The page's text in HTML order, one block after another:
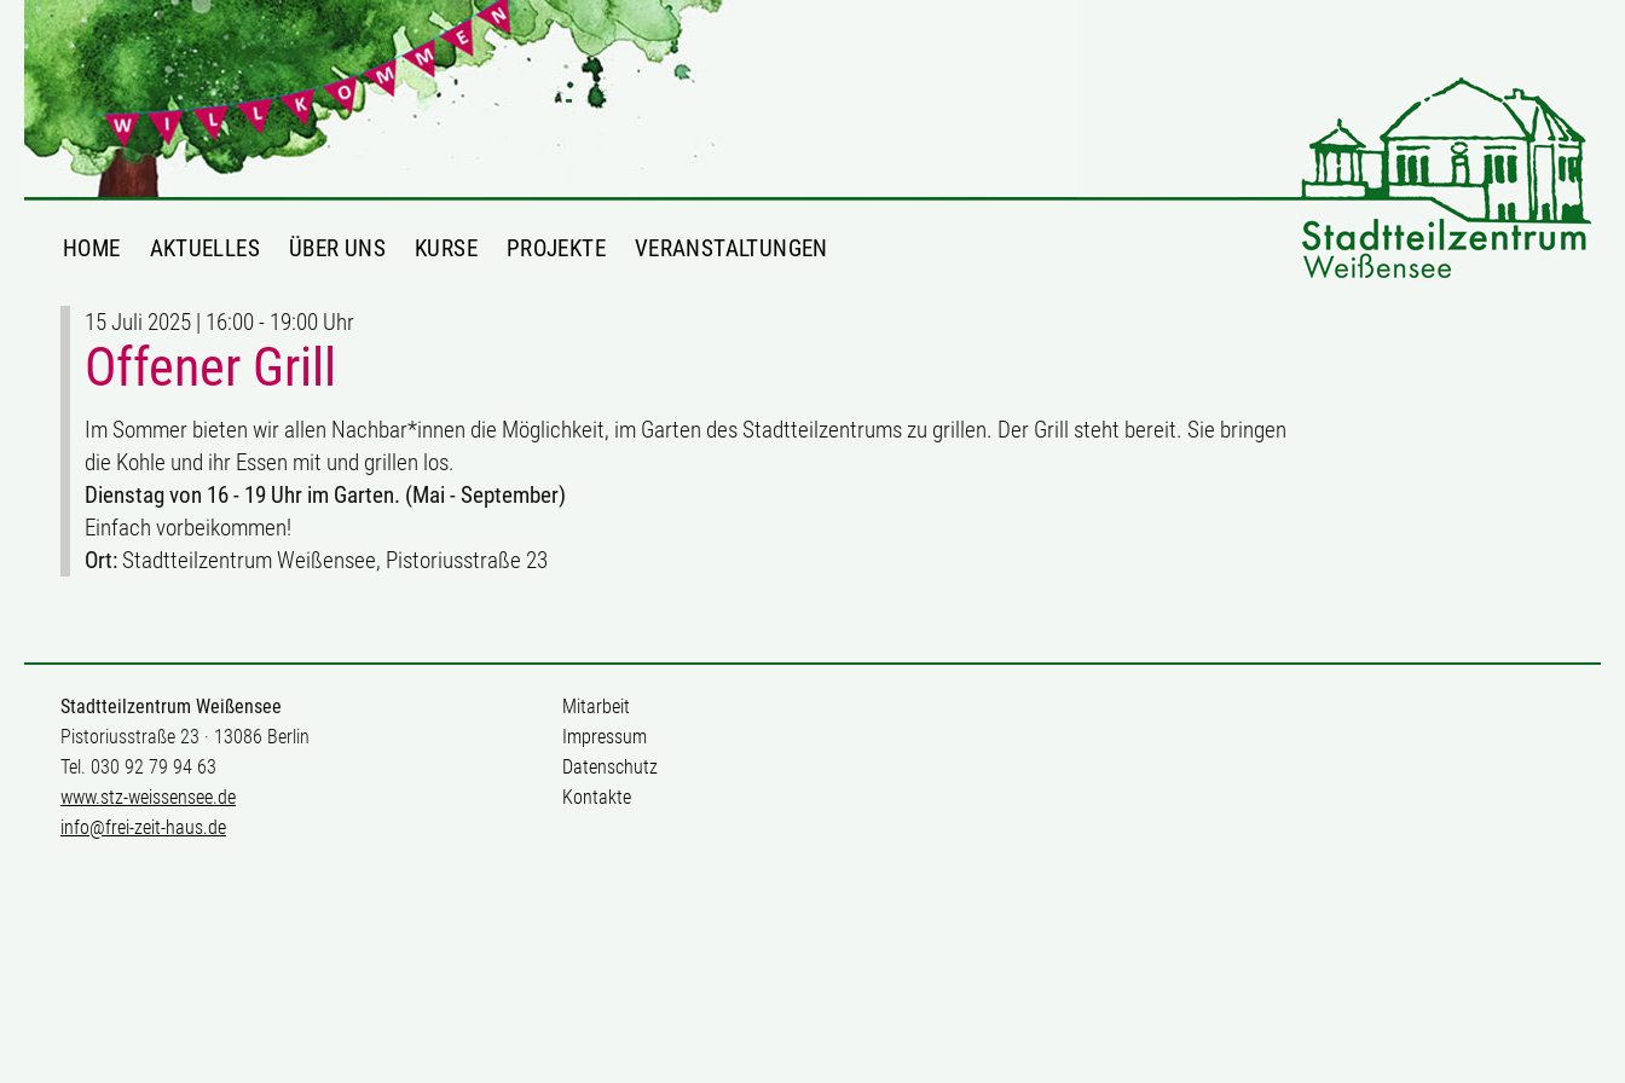
HOME AKTUELLES ÜBER UNS KURSE PROJEKTE VERANSTALTUNGEN
15 Juli 2025 | 16:00 - 19:00 Uhr
Offener Grill
Im Sommer bieten wir allen Nachbar*innen die Möglichkeit, im Garten des Stadtteilzentrums zu grillen. Der Grill steht bereit. Sie bringen
die Kohle und ihr Essen mit und grillen los.
Dienstag von 16 - 19 Uhr im Garten. (Mai - September)
Einfach vorbeikommen!
Ort: Stadtteilzentrum Weißensee, Pistoriusstraße 23
Stadtteilzentrum Weißensee
Pistoriusstraße 23 · 13086 Berlin
Tel. 030 92 79 94 63
www.stz-weissensee.de
info@frei-zeit-haus.de
Mitarbeit
Impressum
Datenschutz
Kontakte